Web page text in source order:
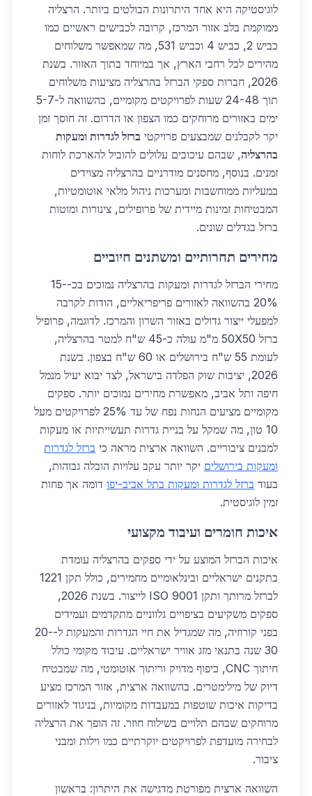
לוגיסטיקה היא אחד היתרונות הבולטים ביותר. הרצליה
ממוקמת בלב אזור המרכז, קרובה לכבישים ראשיים כמו
כביש 2, כביש 4 וכביש 531, מה שמאפשר משלוחים
מהירים לכל רחבי הארץ, אך במיוחד בתוך האזור. בשנת
2026, חברות ספקי הברזל בהרצליה מציעות משלוחים
תוך 24-48 שעות לפרויקטים מקומיים, בהשוואה ל-5-7
ימים באזורים מרוחקים כמו הצפון או הדרום. זה חוסך זמן
יקר לקבלנים שמבצעים פרויקטי ברזל לגדרות ומעקות
בהרצליה, שבהם עיכובים עלולים להוביל להארכת לוחות
זמנים. בנוסף, מחסנים מודרניים בהרצליה מצוידים
במעליות ממוחשבות ומערכות ניהול מלאי אוטומטיות,
המבטיחות זמינות מיידית של פרופילים, צינורות ומוטות
ברזל בגדלים שונים.
מחירים תחרותיים ומשתנים חיוביים
מחירי הברזל לגדרות ומעקות בהרצליה נמוכים בכ-15-
20% בהשוואה לאזורים פריפריאליים, הודות לקרבה
למפעלי ייצור גדולים באזור השרון והמרכז. לדוגמה, פרופיל
ברזל 50X50 מ"מ עולה כ-45 ש"ח למטר בהרצליה,
לעומת 55 ש"ח בירושלים או 60 ש"ח בצפון. בשנת
2026, יציבות שוק הפלדה בישראל, לצד יבוא יעיל מנמל
חיפה ותל אביב, מאפשרת מחירים נמוכים יותר. ספקים
מקומיים מציעים הנחות נפח של עד 25% לפרויקטים מעל
10 טון, מה שמקל על בניית גדרות תעשייתיות או מעקות
למבנים ציבוריים. השוואה ארצית מראה כי ברזל לגדרות
ומעקות בירושלים יקר יותר עקב עלויות הובלה גבוהות,
בעוד ברזל לגדרות ומעקות בתל אביב-יפו דומה אך פחות
זמין לוגיסטית.
איכות חומרים ועיבוד מקצועי
איכות הברזל המוצע על ידי ספקים בהרצליה עומדת
בתקנים ישראליים ובינלאומיים מחמירים, כולל תקן 1221
לברזל מרותך ותקן ISO 9001 לייצור. בשנת 2026,
ספקים משקיעים בציפויים גלווניים מתקדמים ועמידים
בפני קורוזיה, מה שמגדיל את חיי הגדרות והמעקות ל-20-
30 שנה בתנאי מזג אוויר ישראליים. עיבוד מקומי כולל
חיתוך CNC, כיפוף מדויק וריתוך אוטומטי, מה שמבטיח
דיוק של מילימטרים. בהשוואה ארצית, אזור המרכז מציע
בדיקות איכות שוטפות במעבדות מקומיות, בניגוד לאזורים
מרוחקים שבהם תלויים בשילוח חוזר. זה הופך את הרצליה
לבחירה מועדפת לפרויקטים יוקרתיים כמו וילות ומבני
ציבור.
השוואה ארצית מפורטת מדגישה את היתרון: בראשון